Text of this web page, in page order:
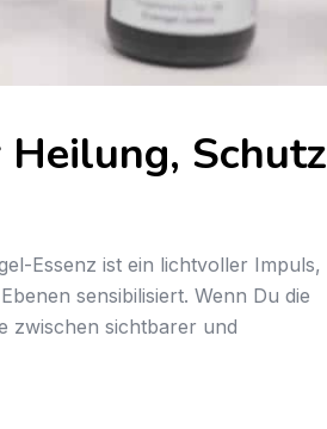
Schutz
Essenz ist ein lichtvoller Impuls,
sensibilisiert. Wenn Du die
zwischen sichtbarer und